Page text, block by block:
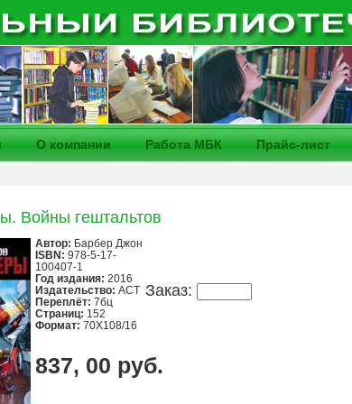
О компании Работа МБК Прайс-лист
Войны гештальтов
Заказ:
Автор: Барбер Джон
ISBN: 978-5-17-
100407-1
Год издания: 2016
Издательство: АСТ
Переплёт: 7бц
Страниц: 152
Формат: 70Х108/16
837, 00 руб.